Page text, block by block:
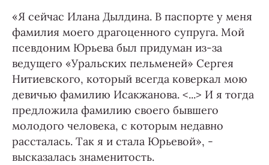
«Я сейчас Илана Дылдина. В паспорте у меня
фамилия моего драгоценного супруга. Мой
псевдоним Юрьева был придуман из-за
ведущего «Уральских пельменей» Сергея
Нитиевского, который всегда коверкал мою
девичью фамилию Исакжанова. <...> И я тогда
предложила фамилию своего бывшего
молодого человека, с которым недавно
рассталась. Так я и стала Юрьевой», -
высказалась знаменитость.